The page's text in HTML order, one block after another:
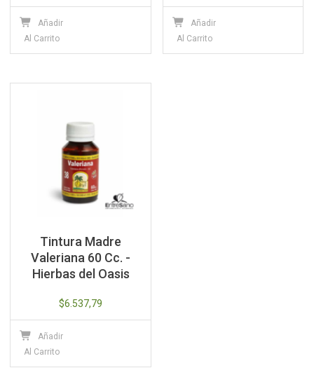
Añadir
Al Carrito
Añadir
Al Carrito
Tintura Madre
Valeriana 60 Cc. -
Hierbas del Oasis
$6.537,79
Añadir
Al Carrito